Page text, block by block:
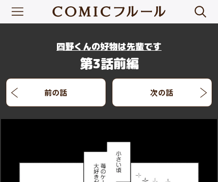
四野くんの好物は先輩です
第3話前編
前の話 次の話